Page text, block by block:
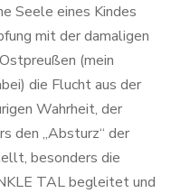
Seele eines Kindes
mit der damaligen
(mein
die Flucht aus der
Wahrheit, der
den „Absturz“ der
besonders die
TAL begleitet und